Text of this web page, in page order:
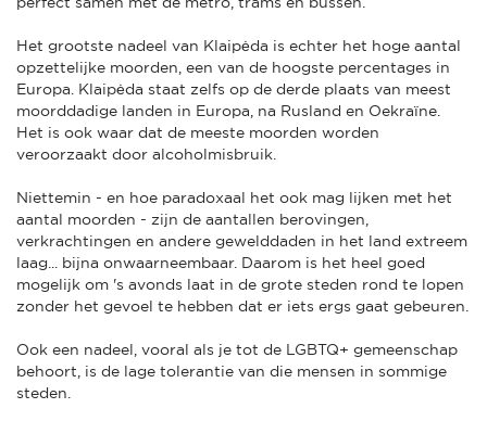
Het grootste nadeel van Klaipėda is echter het hoge aantal
opzettelijke moorden, een van de hoogste percentages in
Europa. Klaipėda staat zelfs op de derde plaats van meest
moorddadige landen in Europa, na Rusland en Oekraïne.
Het is ook waar dat de meeste moorden worden
veroorzaakt door alcoholmisbruik.
Niettemin - en hoe paradoxaal het ook mag lijken met het
aantal moorden - zijn de aantallen berovingen,
verkrachtingen en andere gewelddaden in het land extreem
laag... bijna onwaarneembaar. Daarom is het heel goed
mogelijk om 's avonds laat in de grote steden rond te lopen
zonder het gevoel te hebben dat er iets ergs gaat gebeuren.
Ook een nadeel, vooral als je tot de LGBTQ+ gemeenschap
behoort, is de lage tolerantie van die mensen in sommige
steden.